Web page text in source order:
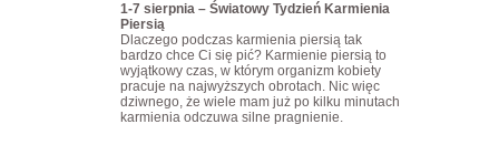
1-7 sierpnia – Światowy Tydzień Karmienia
Piersią
Dlaczego podczas karmienia piersią tak
bardzo chce Ci się pić? Karmienie piersią to
wyjątkowy czas, w którym organizm kobiety
pracuje na najwyższych obrotach. Nic więc
dziwnego, że wiele mam już po kilku minutach
karmienia odczuwa silne pragnienie.